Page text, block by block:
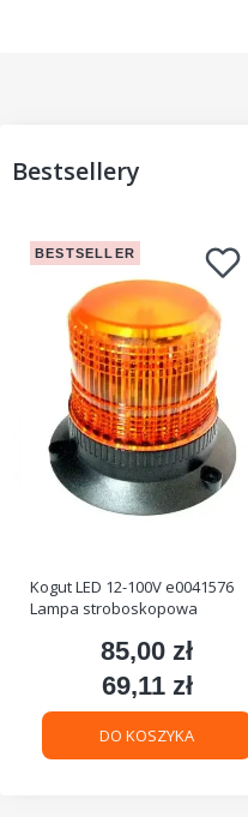
Bestsellery
BESTSELLER
Kogut LED 12-100V e0041576
Lampa stroboskopowa
Cena
85,00 zł
Cena
69,11 zł
DO KOSZYKA